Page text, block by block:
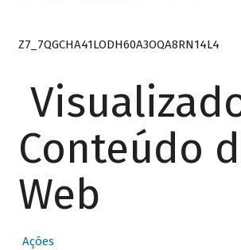
Z7_7QGCHA41LODH60A3OQA8RN14L4
Conteúdo
Web
Ações